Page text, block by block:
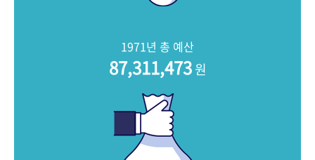
1971년 총 예산
87,311,473원